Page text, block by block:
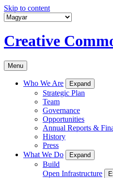
Skip to content
Creative
Menu
Who We Are Expand
Strategic Plan
Team
Governance
Opportunities
Annual Reports &
History
Press
What We Do
Expand
Build
Open Infrastructure